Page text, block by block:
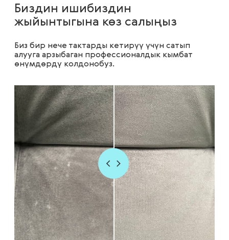
Биздин ишибиздин
жыйынтыгына көз салыңыз
Биз бир нече тактарды кетирүү үчүн сатып
алууга арзыбаган профессионалдык кымбат
өнүмдөрдү колдонобуз.